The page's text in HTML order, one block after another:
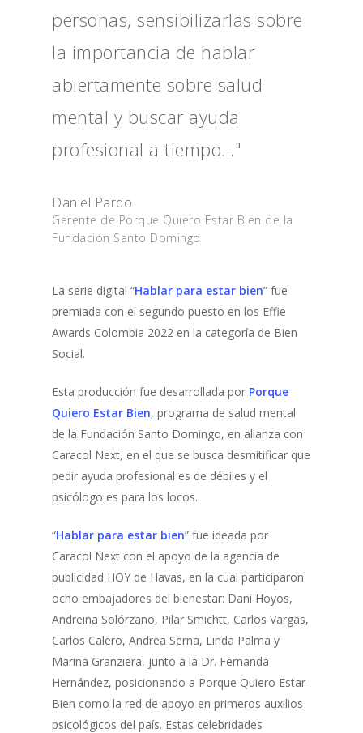
personas, sensibilizarlas sobre
la importancia de hablar
abiertamente sobre salud
mental y buscar ayuda
profesional a tiempo..."
Daniel Pardo
Gerente de Porque Quiero Estar Bien de la
Fundación Santo Domingo
La serie digital “Hablar para estar bien” fue
premiada con el segundo puesto en los Effie
Awards Colombia 2022 en la categoría de Bien
Social.
Esta producción fue desarrollada por Porque
Quiero Estar Bien, programa de salud mental
de la Fundación Santo Domingo, en alianza con
Caracol Next, en el que se busca desmitificar que
pedir ayuda profesional es de débiles y el
psicólogo es para los locos.
“Hablar para estar bien” fue ideada por
Caracol Next con el apoyo de la agencia de
publicidad HOY de Havas, en la cual participaron
ocho embajadores del bienestar: Dani Hoyos,
Andreina Solórzano, Pilar Smichtt, Carlos Vargas,
Carlos Calero, Andrea Serna, Linda Palma y
Marina Granziera, junto a la Dr. Fernanda
Hernández, posicionando a Porque Quiero Estar
Bien como la red de apoyo en primeros auxilios
psicológicos del país. Estas celebridades